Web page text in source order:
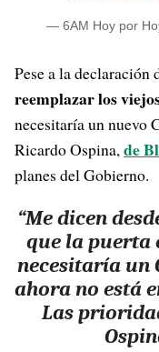
— 6AM Hoy por
Pese a la declaración
reemplazar los
necesitaría un nuevo
Ricardo Ospina,de
planes del Gobierno.
“Me dicen
que la puerta
necesitaría un
ahora no está
Las